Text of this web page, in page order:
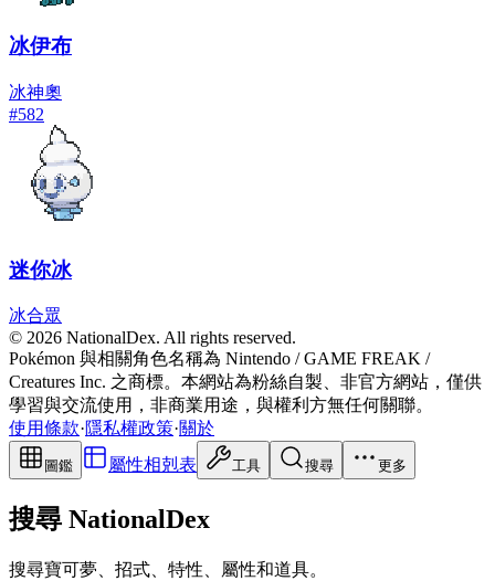
冰伊布
冰神奧
#582
迷你冰
冰合眾
© 2026 NationalDex. All rights reserved.
Pokémon 與相關角色名稱為 Nintendo / GAME FREAK /
Creatures Inc. 之商標。本網站為粉絲自製、非官方網站，僅供
學習與交流使用，非商業用途，與權利方無任何關聯。
使用條款·隱私權政策·關於
圖鑑 屬性相剋表 工具 搜尋 更多
搜尋 NationalDex
搜尋寶可夢、招式、特性、屬性和道具。